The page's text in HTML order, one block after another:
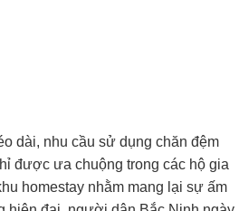
dài, nhu cầu sử dụng chăn đệm
được ưa chuộng trong các hộ gia
homestay nhằm mang lại sự ấm